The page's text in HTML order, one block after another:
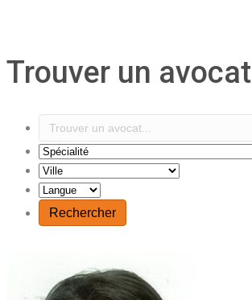
Trouver un avocat